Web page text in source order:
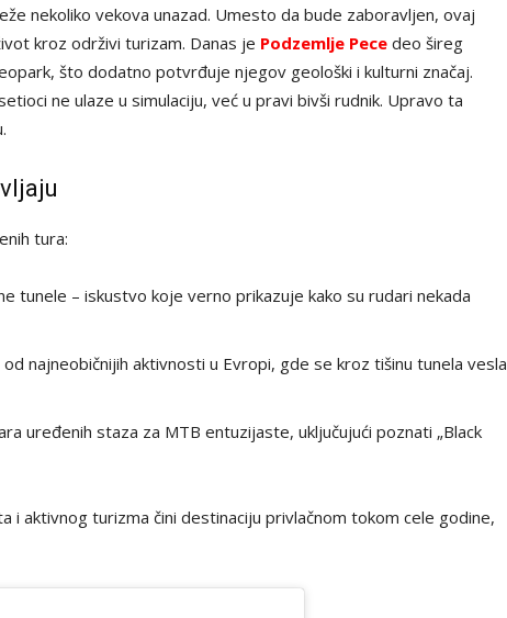
nekoliko vekova unazad. Umesto da bude zaboravljen, ovaj
kroz održivi turizam. Danas je Podzemlje Pece deo šireg
što dodatno potvrđuje njegov geološki i kulturni značaj.
ne ulaze u simulaciju, već u pravi bivši rudnik. Upravo ta
tura:
tunele – iskustvo koje verno prikazuje kako su rudari nekada
najneobičnijih aktivnosti u Evropi, gde se kroz tišinu tunela vesla
uređenih staza za MTB entuzijaste, uključujući poznati „Black
i aktivnog turizma čini destinaciju privlačnom tokom cele godine,